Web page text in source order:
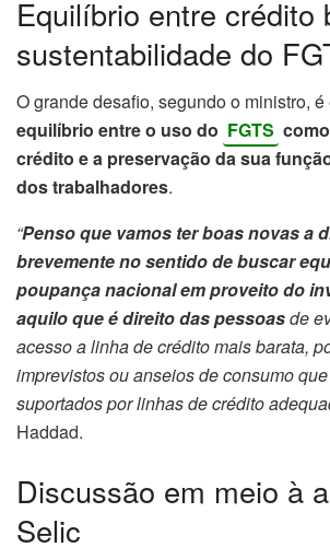
Equilíbrio entre crédito
sustentabilidade do
O grande desafio, segundo o ministro,
equilíbrio entre o uso do FGTS
crédito e a preservação da sua
dos trabalhadores.
“Penso que vamos ter boas novas a
brevemente no sentido de buscar
poupança nacional em proveito do
aquilo que é direito das pessoasde
acesso a linha de crédito mais barata,
imprevistos ou anseios de consumo
suportados por linhas de crédito
Haddad.
Discussão em meio à
Selic